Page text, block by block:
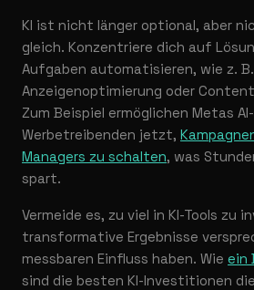
KI ist nicht länger optional, aber
gleich. Konzentriere dich auf
Aufgaben automatisieren, wie z. B.
Anzeigenoptimierung oder
Zum Beispiel ermöglichen Metas
Werbetreibenden jetzt,
Managers zu schalten, was
spart.
Vermeide es, zu viel in KI-Tools zu
transformative Ergebnisse
messbaren Einfluss haben. Wie ein
sind die besten KI-Investitionen